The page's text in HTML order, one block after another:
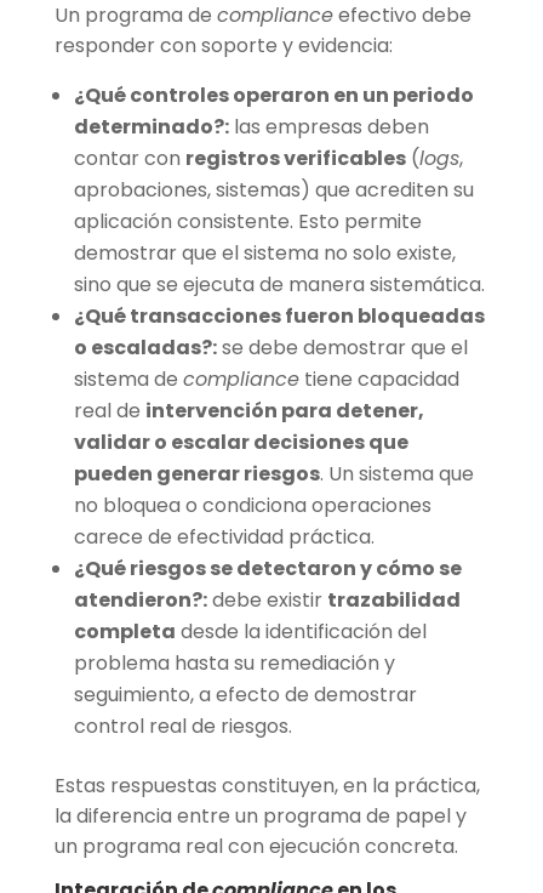
Un programa de complianceefectivo debe
responder con soporte y evidencia:
¿Qué controles operaron en un periodo
determinado?:las empresas deben
contar con registros verificables(logs,
aprobaciones, sistemas) que acrediten su
aplicación consistente. Esto permite
demostrar que el sistema no solo existe,
sino que se ejecuta de manera sistemática.
¿Qué transacciones fueron bloqueadas
o escaladas?:se debe demostrar que el
sistema de compliancetiene capacidad
real de intervención para detener,
validar o escalar decisiones que
pueden generar riesgos. Un sistema que
no bloquea o condiciona operaciones
carece de efectividad práctica.
¿Qué riesgos se detectaron y cómo se
atendieron?:debe existir trazabilidad
completa desde la identificación del
problema hasta su remediación y
seguimiento, a efecto de demostrar
control real de riesgos.
Estas respuestas constituyen, en la práctica,
la diferencia entre un programa de papel y
un programa real con ejecución concreta.